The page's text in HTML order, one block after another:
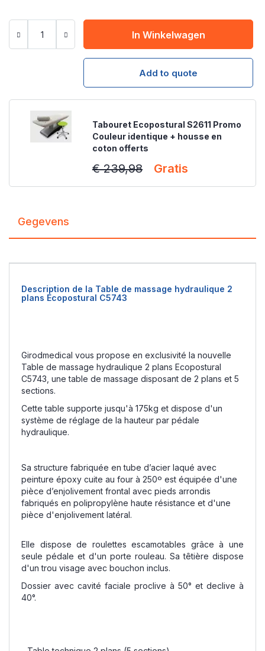
In Winkelwagen
Add to quote
Tabouret Ecopostural S2611 Promo
Couleur identique + housse en
coton offerts
€ 239,98 Gratis
Gegevens
Description de la Table de massage hydraulique 2
plans Ecopostural C5743
Girodmedical vous propose en exclusivité la nouvelle
Table de massage hydraulique 2 plans Ecopostural
C5743, une table de massage disposant de 2 plans et 5
sections.
Cette table supporte jusqu'à 175kg et dispose d'un
système de réglage de la hauteur par pédale
hydraulique.
Sa structure fabriquée en tube d’acier laqué avec
peinture époxy cuite au four à 250º est équipée d'une
pièce d’enjolivement frontal avec pieds arrondis
fabriqués en polipropylène haute résistance et d'une
pièce d'enjolivement latéral.
Elle dispose de roulettes escamotables grâce à une
seule pédale et d'un porte rouleau. Sa têtière dispose
d'un trou visage avec bouchon inclus.
Dossier avec cavité faciale proclive à 50° et declive à
40°.